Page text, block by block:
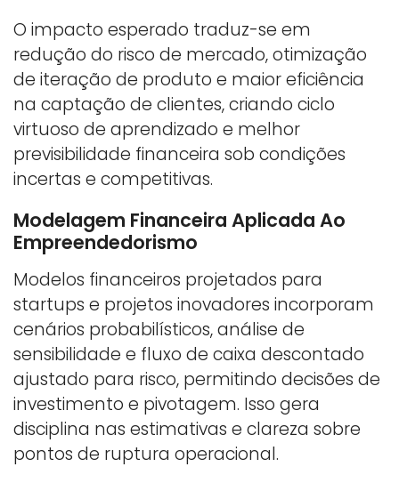
O impacto esperado traduz-se em
redução do risco de mercado, otimização
de iteração de produto e maior eficiência
na captação de clientes, criando ciclo
virtuoso de aprendizado e melhor
previsibilidade financeira sob condições
incertas e competitivas.
Modelagem Financeira Aplicada Ao
Empreendedorismo
Modelos financeiros projetados para
startups e projetos inovadores incorporam
cenários probabilísticos, análise de
sensibilidade e fluxo de caixa descontado
ajustado para risco, permitindo decisões de
investimento e pivotagem. Isso gera
disciplina nas estimativas e clareza sobre
pontos de ruptura operacional.